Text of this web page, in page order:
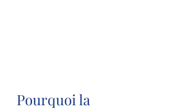
Pourquoi la